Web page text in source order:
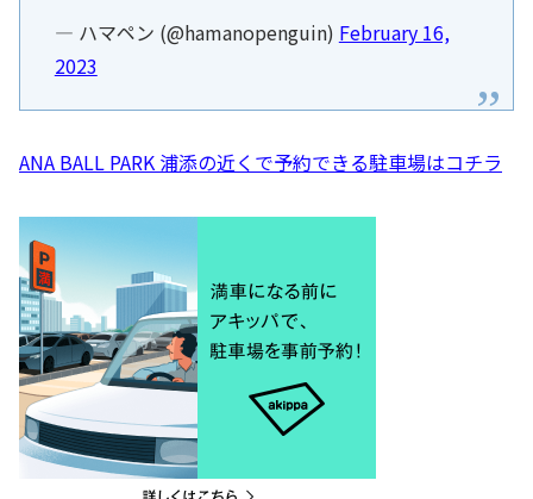
— ハマペン (@hamanopenguin) February 16,
2023
ANA BALL PARK 浦添の近くで予約できる駐車場はコチラ